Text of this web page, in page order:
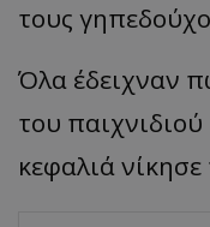
τους
Όλα έδειχναν
του
κεφαλιά